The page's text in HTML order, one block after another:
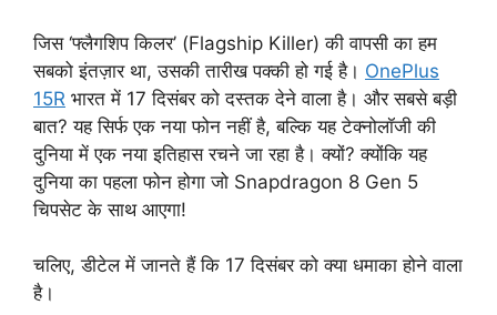
जिस ‘फ्लैगशिप किलर’ (Flagship Killer) की वापसी का हम
सबको इंतज़ार था, उसकी तारीख पक्की हो गई है। OnePlus
15R भारत में 17 दिसंबर को दस्तक देने वाला है। और सबसे बड़ी
बात? यह सिर्फ एक नया फोन नहीं है, बल्कि यह टेक्नोलॉजी की
दुनिया में एक नया इतिहास रचने जा रहा है। क्यों? क्योंकि यह
दुनिया का पहला फोन होगा जो Snapdragon 8 Gen 5
चिपसेट के साथ आएगा!
चलिए, डीटेल में जानते हैं कि 17 दिसंबर को क्या धमाका होने वाला
है।